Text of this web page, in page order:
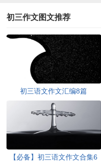
初三作文图文推荐
初三语文作文汇编8篇
【必备】初三语文作文合集6